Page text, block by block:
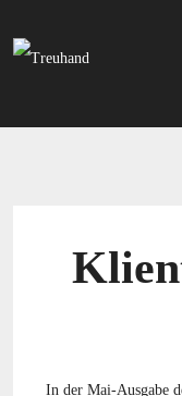
In der Mai-Ausgabe